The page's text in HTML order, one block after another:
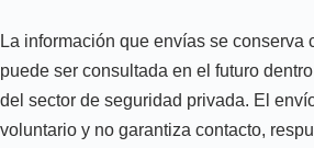
La información que envías se conserva
puede ser consultada en el futuro
del sector de seguridad privada. El
voluntario y no garantiza contacto,